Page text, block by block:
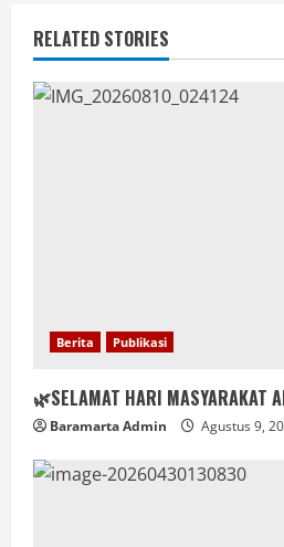
RELATED STORIES
Berita Publikasi
🌿SELAMAT HARI MASYARAKAT
Baramarta Admin Agustus 9,